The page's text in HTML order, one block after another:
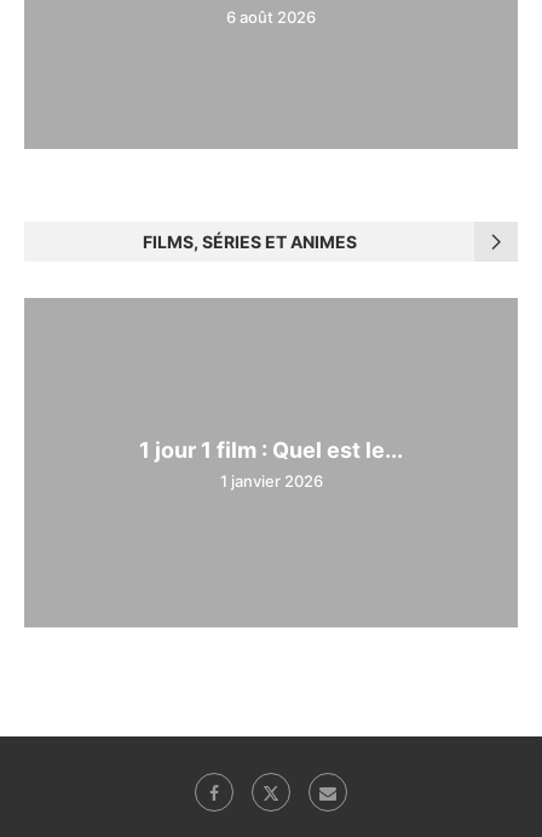
6 août 2026
FILMS, SÉRIES ET ANIMES
1 jour 1 film : Quel est le...
1 janvier 2026